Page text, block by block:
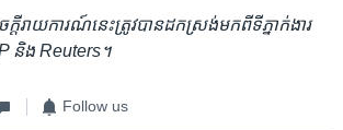
ក្ដី​រាយការណ៍​នេះ​ត្រូវបាន​ដកស្រង់​មកពី​ទីភ្នាក់ងារ​
និង ​Reuters។
Follow us